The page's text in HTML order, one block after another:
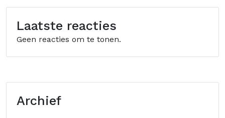
Laatste reacties
Geen reacties om te tonen.
Archief